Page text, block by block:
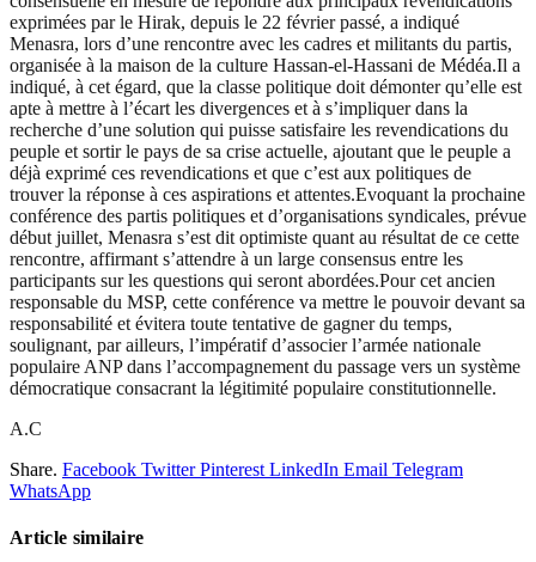
exprimées par le Hirak, depuis le 22 février passé, a indiqué
Menasra, lors d’une rencontre avec les cadres et militants du partis,
organisée à la maison de la culture Hassan-el-Hassani de Médéa.Il a
indiqué, à cet égard, que la classe politique doit démonter qu’elle est
apte à mettre à l’écart les divergences et à s’impliquer dans la
recherche d’une solution qui puisse satisfaire les revendications du
peuple et sortir le pays de sa crise actuelle, ajoutant que le peuple a
déjà exprimé ces revendications et que c’est aux politiques de
trouver la réponse à ces aspirations et attentes.Evoquant la prochaine
conférence des partis politiques et d’organisations syndicales, prévue
début juillet, Menasra s’est dit optimiste quant au résultat de ce cette
rencontre, affirmant s’attendre à un large consensus entre les
participants sur les questions qui seront abordées.Pour cet ancien
responsable du MSP, cette conférence va mettre le pouvoir devant sa
responsabilité et évitera toute tentative de gagner du temps,
soulignant, par ailleurs, l’impératif d’associer l’armée nationale
populaire ANP dans l’accompagnement du passage vers un système
démocratique consacrant la légitimité populaire constitutionnelle.
A.C
Share. Facebook Twitter Pinterest LinkedIn Email Telegram
WhatsApp
Article similaire